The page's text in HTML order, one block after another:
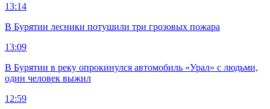
13:14
В Бурятии лесники потушили три грозовых пожара
13:09
В Бурятии в реку опрокинулся автомобиль «Урал» с людьми,
один человек выжил
12:59